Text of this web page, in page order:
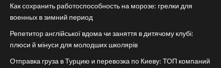
Как сохранить работоспособность на морозе: грелки для
военных в зимний период
Репетитор англійської вдома чи заняття в дитячому клубі:
плюси й мінуси для молодших школярів
Отправка груза в Турцию и перевозка по Киеву: ТОП компаний